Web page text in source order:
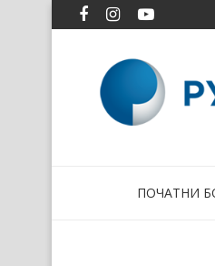
ПОЧАТНИ